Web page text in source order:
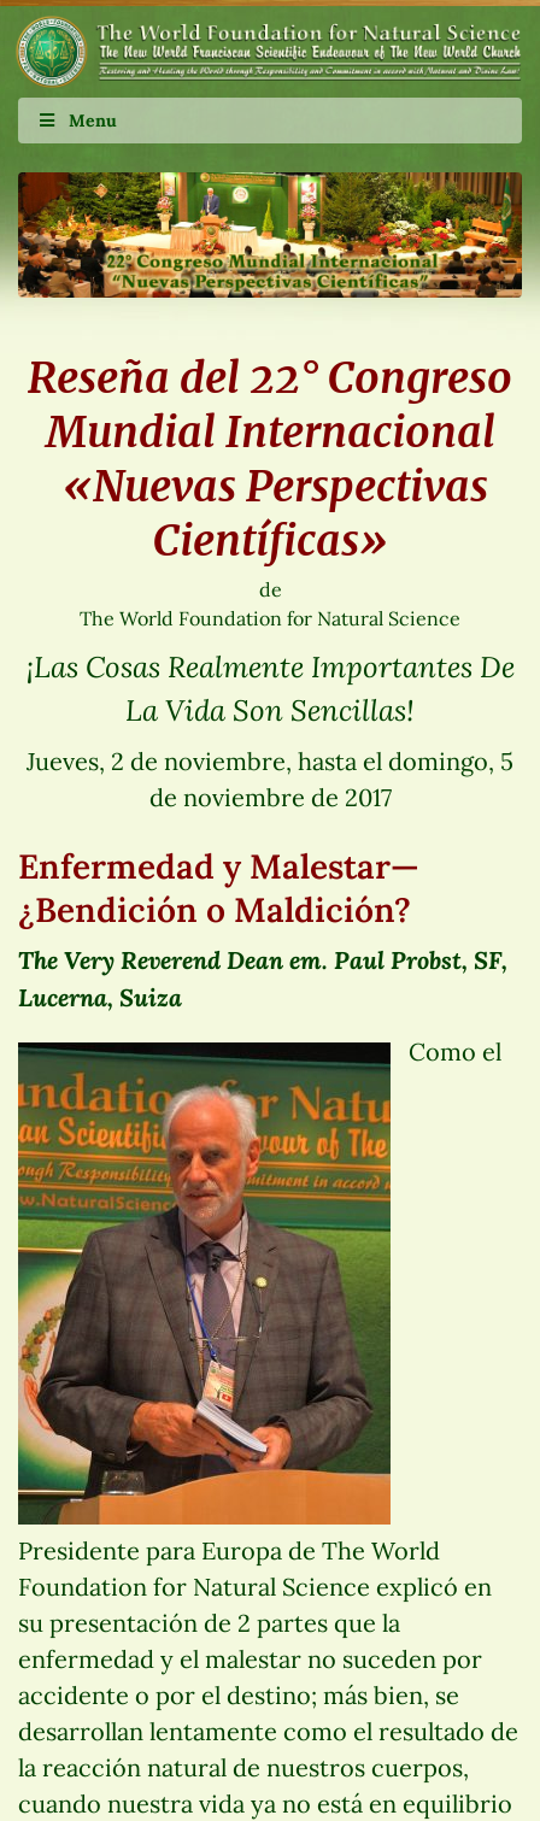
Menu
Reseña del 22° Congreso
Mundial Internacional
«Nuevas Perspectivas
Científicas»
de
The World Foundation for Natural Science
¡Las Cosas Realmente Importantes De
La Vida Son Sencillas!
Jueves, 2 de noviembre, hasta el domingo, 5
de noviembre de 2017
Enfermedad y Malestar—
¿Bendición o Maldición?
The Very Reverend Dean em. Paul Probst, SF,
Lucerna, Suiza
Como el
Presidente para Europa de The World
Foundation for Natural Science explicó en
su presentación de 2 partes que la
enfermedad y el malestar no suceden por
accidente o por el destino; más bien, se
desarrollan lentamente como el resultado de
la reacción natural de nuestros cuerpos,
cuando nuestra vida ya no está en equilibrio